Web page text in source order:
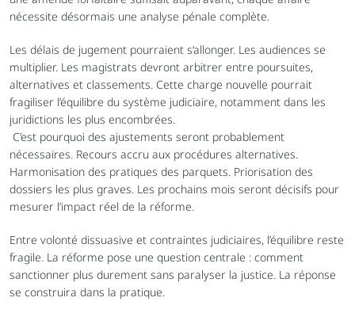
nécessite désormais une analyse pénale complète.
Les délais de jugement pourraient s’allonger. Les audiences se
multiplier. Les magistrats devront arbitrer entre poursuites,
alternatives et classements. Cette charge nouvelle pourrait
fragiliser l’équilibre du système judiciaire, notamment dans les
juridictions les plus encombrées.
nécessaires. Recours accru aux procédures alternatives.
Harmonisation des pratiques des parquets. Priorisation des
dossiers les plus graves. Les prochains mois seront décisifs pour
mesurer l’impact réel de la réforme.
Entre volonté dissuasive et contraintes judiciaires, l’équilibre reste
fragile. La réforme pose une question centrale : comment
sanctionner plus durement sans paralyser la justice. La réponse
se construira dans la pratique.